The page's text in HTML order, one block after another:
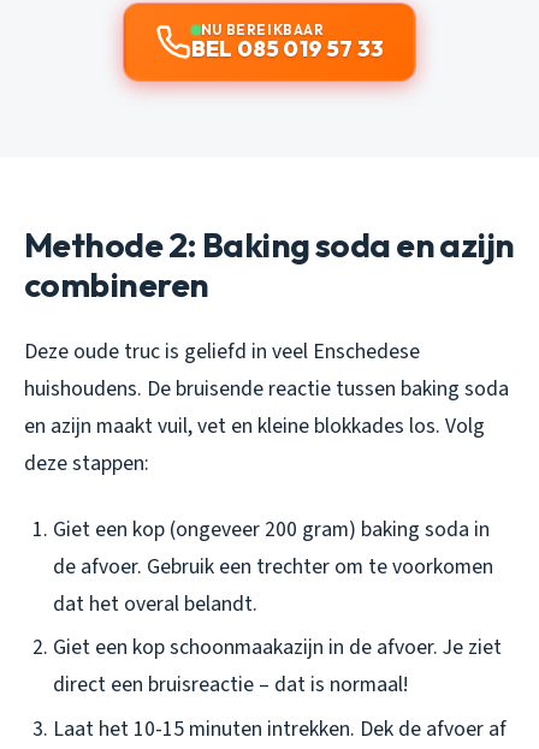
NU BEREIKBAAR
BEL 085 019 57 33
Methode 2: Baking soda en azijn
combineren
Deze oude truc is geliefd in veel Enschedese
huishoudens. De bruisende reactie tussen baking soda
en azijn maakt vuil, vet en kleine blokkades los. Volg
deze stappen:
Giet een kop (ongeveer 200 gram) baking soda in
de afvoer. Gebruik een trechter om te voorkomen
dat het overal belandt.
Giet een kop schoonmaakazijn in de afvoer. Je ziet
direct een bruisreactie – dat is normaal!
Laat het 10-15 minuten intrekken. Dek de afvoer af